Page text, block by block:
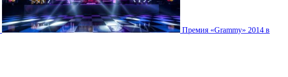
Премия «Grammy» 2014 в